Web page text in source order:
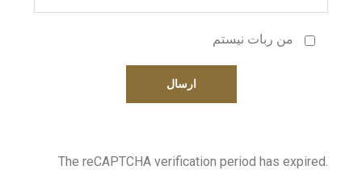
من ربات نیستم
The reCAPTCHA verification period has expired.